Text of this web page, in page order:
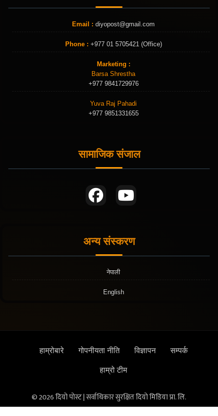
Email : diyopost@gmail.com
Phone : +977 01 5705421 (Office)
Marketing :
Barsa Shrestha
+977 9841729976
Yuva Raj Pahadi
+977 9851331655
सामाजिक संजाल
अन्य संस्करण
नेपाली
English
हाम्रोबारे गोपनीयता नीति विज्ञापन सम्पर्क
हाम्रो टीम
© 2026 दियो पोस्ट | सर्वाधिकार सुरक्षित दियो मिडिया प्रा. लि.